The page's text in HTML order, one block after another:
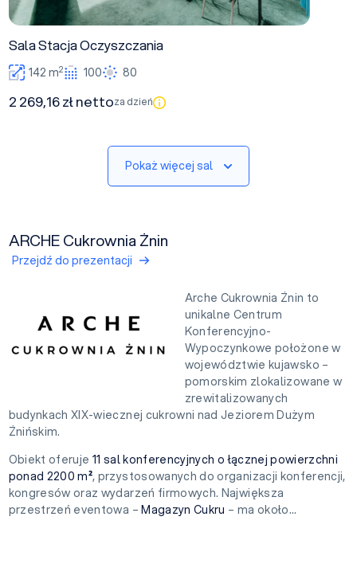
Sala Stacja Oczyszczania
142 m2 100 80
2 269,16 zł nettoza dzień
Pokaż więcej sal
ARCHE Cukrownia Żnin
Przejdź do prezentacji
Arche Cukrownia Żnin to
unikalne Centrum
Konferencyjno-
Wypoczynkowe położone w
województwie kujawsko –
pomorskim zlokalizowane w
zrewitalizowanych
budynkach XIX-wiecznej cukrowni nad Jeziorem Dużym
Żnińskim.
Obiekt oferuje 11 sal konferencyjnych o łącznej powierzchni
ponad 2200 m², przystosowanych do organizacji konferencji,
kongresów oraz wydarzeń firmowych. Największa
przestrzeń eventowa –Magazyn Cukru – ma około...